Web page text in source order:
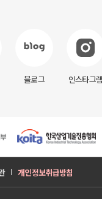
블로그 인스타그램
개인정보취급방침